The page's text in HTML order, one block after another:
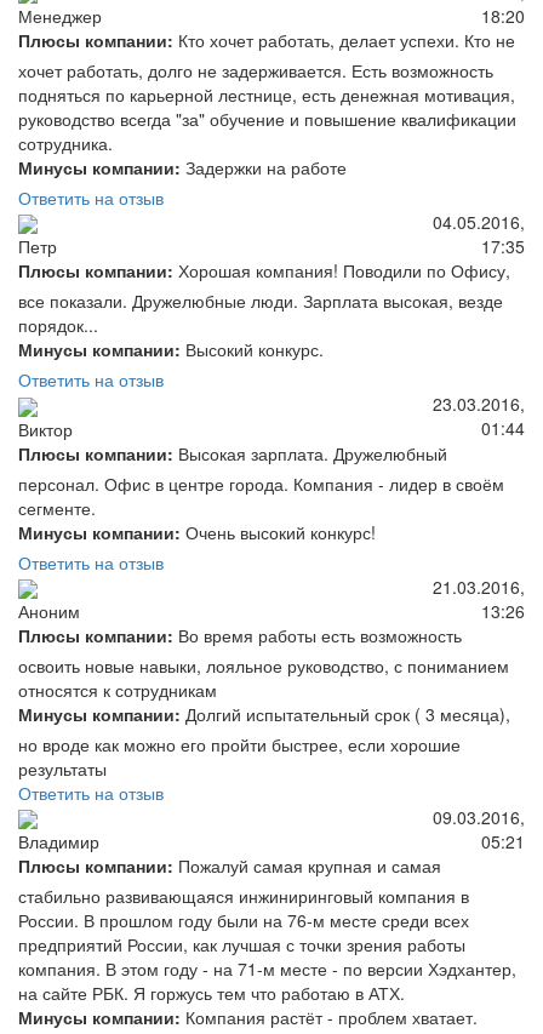
Менеджер
18:20
Плюсы компании: Кто хочет работать, делает успехи. Кто не
хочет работать, долго не задерживается. Есть возможность
подняться по карьерной лестнице, есть денежная мотивация,
руководство всегда "за" обучение и повышение квалификации
сотрудника.
Минусы компании: Задержки на работе
Ответить на отзыв
Петр
04.05.2016,
17:35
Плюсы компании: Хорошая компания! Поводили по Офису,
все показали. Дружелюбные люди. Зарплата высокая, везде
порядок...
Минусы компании: Высокий конкурс.
Ответить на отзыв
Виктор
23.03.2016,
01:44
Плюсы компании: Высокая зарплата. Дружелюбный
персонал. Офис в центре города. Компания - лидер в своём
сегменте.
Минусы компании: Очень высокий конкурс!
Ответить на отзыв
Аноним
21.03.2016,
13:26
Плюсы компании: Во время работы есть возможность
освоить новые навыки, лояльное руководство, с пониманием
относятся к сотрудникам
Минусы компании: Долгий испытательный срок ( 3 месяца),
но вроде как можно его пройти быстрее, если хорошие
результаты
Ответить на отзыв
Владимир
09.03.2016,
05:21
Плюсы компании: Пожалуй самая крупная и самая
стабильно развивающаяся инжиниринговый компания в
России. В прошлом году были на 76-м месте среди всех
предприятий России, как лучшая с точки зрения работы
компания. В этом году - на 71-м месте - по версии Хэдхантер,
на сайте РБК. Я горжусь тем что работаю в АТХ.
Минусы компании: Компания растёт - проблем хватает.